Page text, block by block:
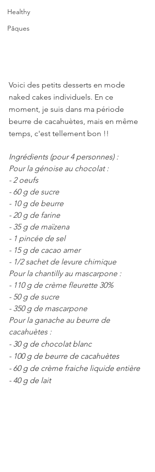
Healthy
Pâques
Voici des petits desserts en mode
naked cakes individuels. En ce
moment, je suis dans ma période
beurre de cacahuètes, mais en même
temps, c'est tellement bon !!
Ingrédients (pour 4 personnes) :
Pour la génoise au chocolat :
- 2 oeufs
- 60 g de sucre
- 10 g de beurre
- 20 g de farine
- 35 g de maïzena
- 1 pincée de sel
- 15 g de cacao amer
- 1/2 sachet de levure chimique
Pour la chantilly au mascarpone :
- 110 g de crème fleurette 30%
- 50 g de sucre
- 350 g de mascarpone
Pour la ganache au beurre de
cacahuètes :
- 30 g de chocolat blanc
- 100 g de beurre de cacahuètes
- 60 g de crème fraiche liquide entière
- 40 g de lait